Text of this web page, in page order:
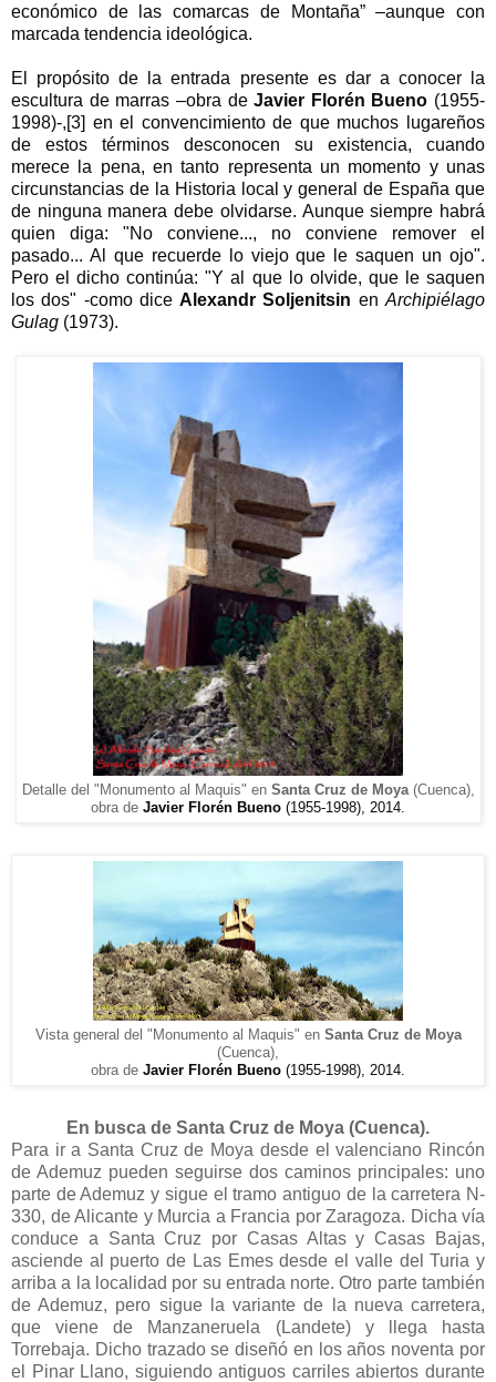
económico de las comarcas de Montaña” –aunque con
marcada tendencia ideológica.
El propósito de la entrada presente es dar a conocer la
escultura de marras –obra deJavier Florén Bueno (1955-
1998)-,[3] en el convencimiento de que muchos lugareños
de estos términos desconocen su existencia, cuando
merece la pena, en tanto representa un momento y unas
circunstancias de la Historia local y general de España que
de ninguna manera debe olvidarse. Aunque siempre habrá
quien diga: "No conviene..., no conviene remover el
pasado... Al que recuerde lo viejo que le saquen un ojo".
Pero el dicho continúa: "Y al que lo olvide, que le saquen
los dos" -como diceAlexandr Soljenitsin enArchipiélago
Gulag (1973).
Detalle del "Monumento al Maquis" en Santa Cruz de Moya(Cuenca),
obra de Javier Florén Bueno (1955-1998), 2014.
Vista general del "Monumento al Maquis" en Santa Cruz de Moya
(Cuenca),
obra de Javier Florén Bueno (1955-1998), 2014.
En busca de Santa Cruz de Moya (Cuenca).
Para ir a Santa Cruz de Moya desde el valenciano Rincón
de Ademuz pueden seguirse dos caminos principales: uno
parte de Ademuz y sigue el tramo antiguo de la carretera N-
330, de Alicante y Murcia a Francia por Zaragoza. Dicha vía
conduce a Santa Cruz por Casas Altas y Casas Bajas,
asciende al puerto de Las Emes desde el valle del Turia y
arriba a la localidad por su entrada norte. Otro parte también
de Ademuz, pero sigue la variante de la nueva carretera,
que viene de Manzaneruela (Landete) y llega hasta
Torrebaja. Dicho trazado se diseñó en los años noventa por
el Pinar Llano, siguiendo antiguos carriles abiertos durante